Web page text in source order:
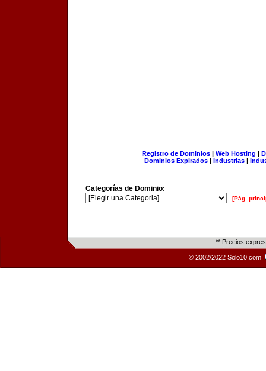
Registro de Dominios| Web Hosting |
Dominios Expirados | Industrias |
Categorías de Dominio:
[Pág.
** Precios
© 2002/2022 Solo10.com